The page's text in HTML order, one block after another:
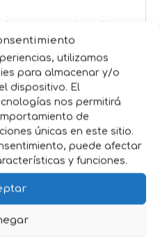
utilizamos
para almacenar y/o
dispositivo. El
nos permitirá
de
únicas en este sitio.
puede afectar
y funciones.
: las ranuras ajustables
de producto
con cierre firme
en el interior.
a evitar la
y mantiene el valor
adecuados.
en plástico
para uso continuado